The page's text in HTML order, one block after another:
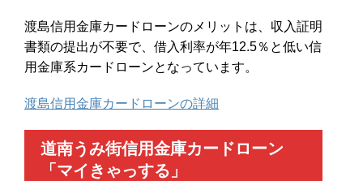
渡島信用金庫カードローンのメリットは、収入証明
書類の提出が不要で、借入利率が年12.5％と低い信
用金庫系カードローンとなっています。
渡島信用金庫カードローンの詳細
道南うみ街信用金庫カードローン
「マイきゃっする」